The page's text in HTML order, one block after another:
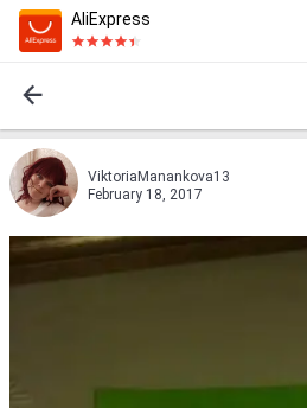
AliExpress
ViktoriaManankova13
February 18, 2017